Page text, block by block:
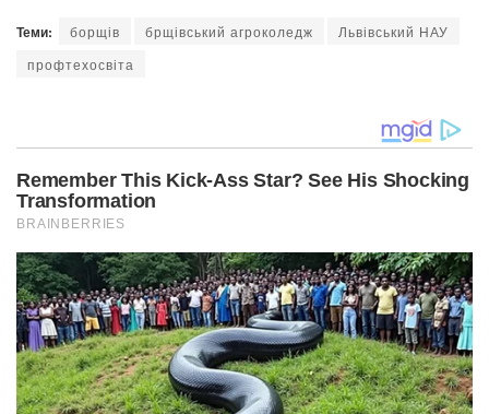
Теми: борщів брщівський агроколедж
Львівський НАУ
профтехосвіта